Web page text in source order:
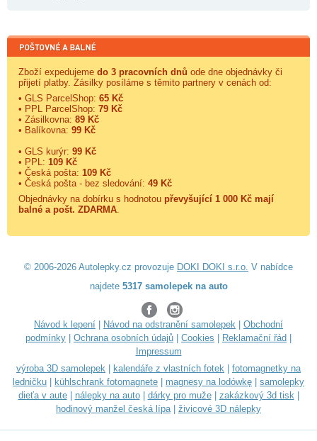
Zboží expedujeme do 3 pracovních dnů ode dne objednávky či
přijetí platby. Zásilky posíláme s těmito partnery v cenách od:
• GLS ParcelShop: 65 Kč
• PPL ParcelShop: 79 Kč
• Zásilkovna: 89 Kč
• Balíkovna: 99 Kč
• GLS kurýr: 99 Kč
• PPL: 109 Kč
• Česká pošta: 109 Kč
• Česká pošta - bez sledování: 49 Kč
Objednávky na dobírku s hodnotou převyšující 1 000 Kč mají
balné a pošt. ZDARMA
© 2006-2026 Autolepky.cz provozuje DOKI DOKI s.r.o. V nabídce
najdete 5317 samolepek na auto
Návod k lepení Návod na odstranění samolepek
Obchodní
podmínky
Ochrana osobních údajů Cookies Reklamační řád
Impressum
výroba 3D samolepek
kalendáře z vlastních fotek
fotomagnetky na
ledničku
kühlschrank fotomagnete magnesy na lodówkę
samolepky
dieťa v aute| nálepky na auto| dárky pro muže| zakázkový 3d tisk|
hodinový manžel česká lípa| živicové 3D nálepky